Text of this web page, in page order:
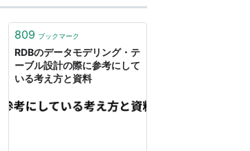
809 ブックマーク
RDBのデータモデリング・テ
ーブル設計の際に参考にして
いる考え方と資料